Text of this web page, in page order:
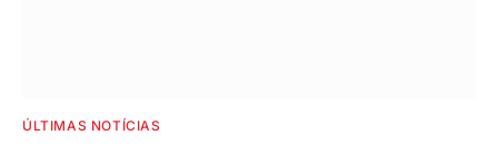
ÚLTIMAS NOTÍCIAS